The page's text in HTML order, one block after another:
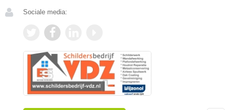
Sociale media: